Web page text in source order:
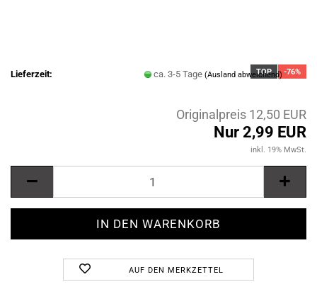
TOP -76%
Lieferzeit: ca. 3-5 Tage(Ausland abweichend)
Originalpreis 12,50 EUR
Nur 2,99 EUR
inkl. 19% MwSt.
AUF DEN MERKZETTEL